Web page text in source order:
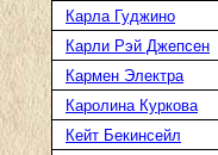
Карла Гуджино
Карли Рэй Джепсен
Кармен Электра
Каролина Куркова
Кейт Бекинсейл